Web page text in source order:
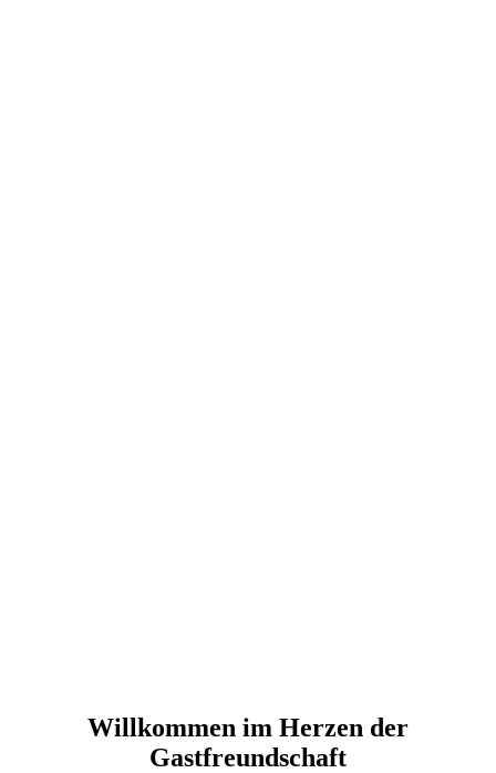
Willkommen im Herzen der
Gastfreundschaft